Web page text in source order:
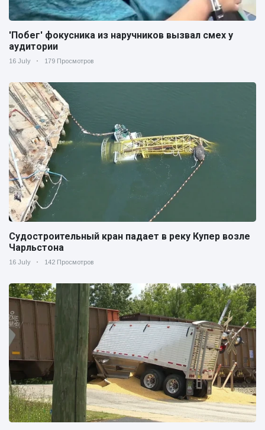
'Побег' фокусника из наручников вызвал смех у
аудитории
16 July 179 Просмотров
Судостроительный кран падает в реку Купер возле
Чарльстона
16 July 142 Просмотров